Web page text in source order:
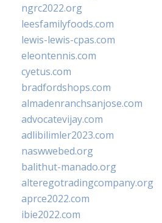
ngrc2022.org
leesfamilyfoods.com
lewis-lewis-cpas.com
eleontennis.com
cyetus.com
bradfordshops.com
almadenranchsanjose.com
advocatevijay.com
adlibilimler2023.com
naswwebed.org
balithut-manado.org
alteregotradingcompany.org
aprce2022.com
ibie2022.com